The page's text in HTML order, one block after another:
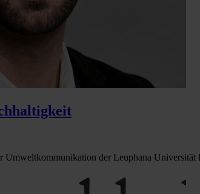
Umweltkommunikation der Leuphana Universität